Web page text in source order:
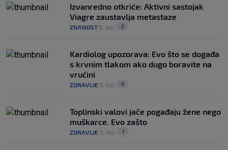
Izvanredno otkriće: Aktivni sastojak
Viagre zaustavlja metastaze
ZNANOST 6. kol. 2
Kardiolog upozorava: Evo što se događa
s krvnim tlakom ako dugo boravite na
vrućini
ZDRAVLJE 5. kol. 0
Toplinski valovi jače pogađaju žene nego
muškarce. Evo zašto
ZDRAVLJE 3. kol. 1